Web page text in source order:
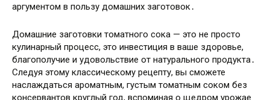
аргументом в пользу домашних заготовок․
Домашние заготовки томатного сока — это не просто
кулинарный процесс, это инвестиция в ваше здоровье,
благополучие и удовольствие от натурального продукта․
Следуя этому классическому рецепту, вы сможете
наслаждаться ароматным, густым томатным соком без
консервантов круглый год, вспоминая о щедром урожае